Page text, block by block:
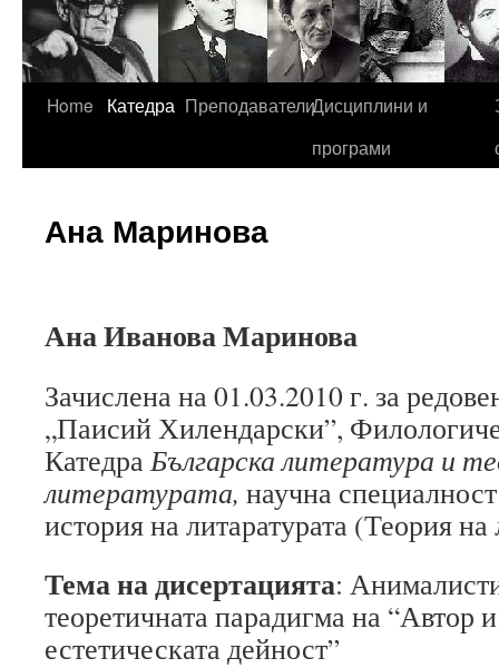
Skip
Home Катедра ПреподавателиДисциплини и
програми
Ана Маринова
Ана ИвановаМаринова
Зачислена на 01.03.2010 г. за
„Паисий Хилендарски”,
КатедраБългарска литература и
литературата, научна
история на литаратурата (Теория на
Тема на дисертацията:
теоретичната парадигма на “Автор
естетическата дейност”